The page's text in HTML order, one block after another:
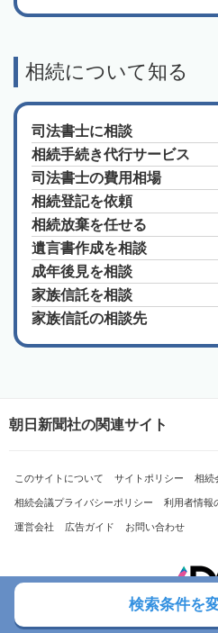
相続について知る
司法書士に相談
相続手続き代行サービス
司法書士の費用相場
相続登記を依頼
相続放棄を任せる
遺言書作成を相談
成年後見を相談
家族信託を相談
家族信託の相談先
検索条件を
朝日新聞社の関連サイト
このサイトについて サイトポリシー 相続
相続会議プライバシーポリシー 利用者情報
運営会社 広告ガイド お問い合わせ